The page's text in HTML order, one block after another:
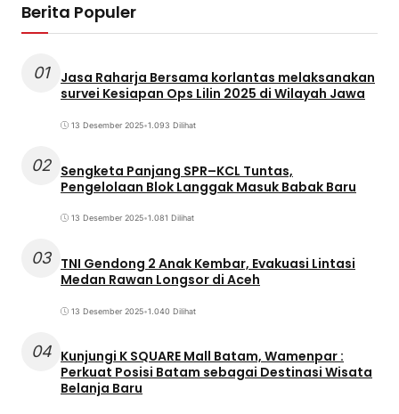
Berita Populer
01
Jasa Raharja Bersama korlantas melaksanakan
survei Kesiapan Ops Lilin 2025 di Wilayah Jawa
13 Desember 2025•1.093 Dilihat
02 Sengketa Panjang SPR–KCL Tuntas,
Pengelolaan Blok Langgak Masuk Babak Baru
13 Desember 2025•1.081 Dilihat
03 TNI Gendong 2 Anak Kembar, Evakuasi Lintasi
Medan Rawan Longsor di Aceh
13 Desember 2025•1.040 Dilihat
04 Kunjungi K SQUARE Mall Batam, Wamenpar :
Perkuat Posisi Batam sebagai Destinasi Wisata
Belanja Baru